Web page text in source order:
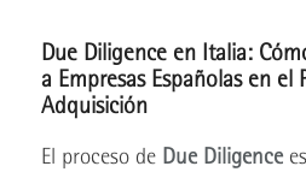
Due Diligence en Italia:
a Empresas Españolas en el
Adquisición
El proceso de Due Diligence